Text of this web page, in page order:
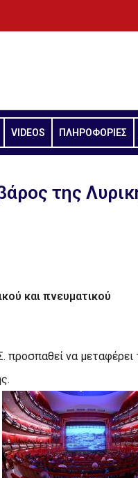
VIDEOS ΠΛΗΡΟΦΟΡΙΕΣ
της
και πνευματικού
προσπαθεί να μεταφέρει